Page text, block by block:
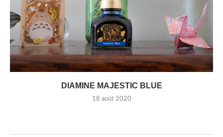
DIAMINE MAJESTIC BLUE
18 août 2020